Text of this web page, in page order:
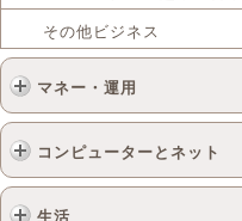
その他ビジネス
マネー・運用
コンピューターとネット
生活